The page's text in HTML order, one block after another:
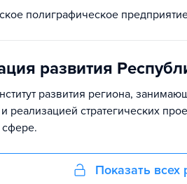
полиграфическое
развития
развития региона,
реализацией стратегических
Показать всех